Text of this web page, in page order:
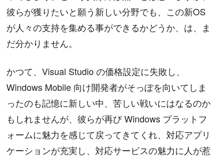
彼らが獲りたいと願う新しい分野でも、この新OS
が人々の支持を集める事ができるかどうか、は、ま
だ分かりません。
かつて、Visual Studio の価格設定に失敗し、
Windows Mobile 向け開発者がそっぽを向いてしま
ったのも記憶に新しい中、苦しい戦いにはなるのか
もしれませんが、彼らが再び Windows プラットフ
ォームに魅力を感じて戻ってきてくれ、対応アプリ
ケーションが充実し、対応サービスの魅力に人が惹